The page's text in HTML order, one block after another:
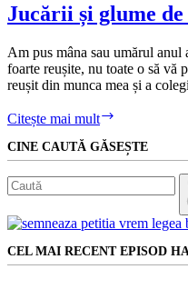
Jucării și glume de
Am pus mâna sau umărul anul
foarte reușite, nu toate o să vă
reușit din munca mea și a
Citește mai mult
glume
de
anul
acesta
CINE CAUTĂ GĂSEȘTE
Niciun
CEL MAI RECENT EPISOD